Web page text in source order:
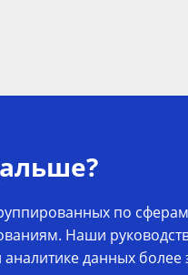
по
Наши
данных